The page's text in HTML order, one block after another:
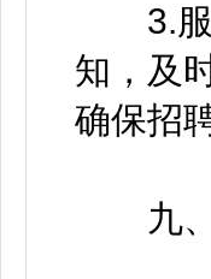
3.服
知，及
确保招
九、